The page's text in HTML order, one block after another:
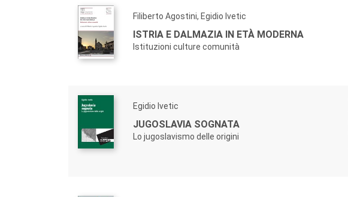
Filiberto Agostini, Egidio Ivetic
ISTRIA E DALMAZIA IN ETÀ MODERNA
Istituzioni culture comunità
Egidio Ivetic
JUGOSLAVIA SOGNATA
Lo jugoslavismo delle origini